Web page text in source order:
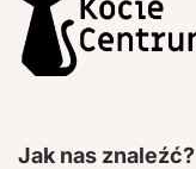
Jak nas znaleźć?